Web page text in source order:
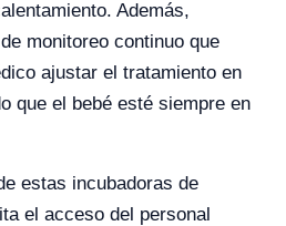
Además,
monitoreo continuo que
ajustar el tratamiento en
que el bebé esté siempre en
estas incubadoras de
el acceso del personal